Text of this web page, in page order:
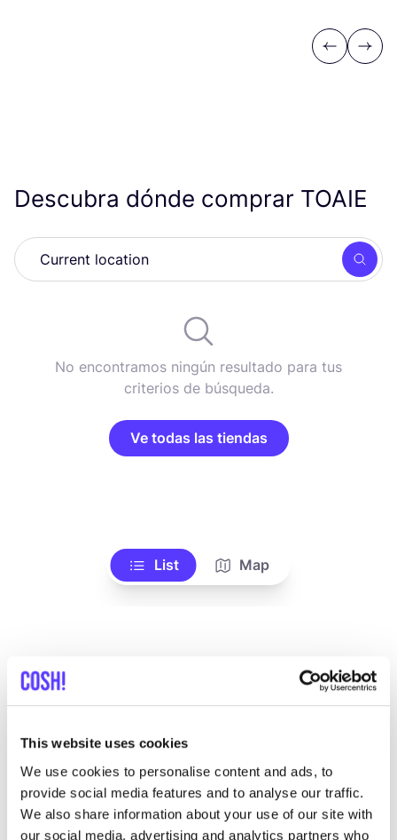
This website uses cookies
We use cookies to personalise content and ads, to
provide social media features and to analyse our traffic.
We also share information about your use of our site with
our social media, advertising and analytics partners who
Previous
Next
Descubra dónde comprar TOAIE
No encontramos ningún resultado para tus
criterios de búsqueda.
Ve todas las tiendas
List Map
Otras marcas